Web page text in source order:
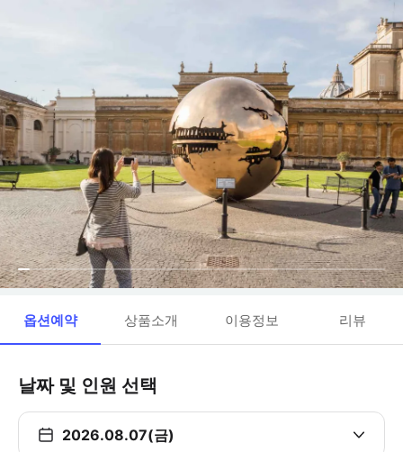
옵션예약 상품소개 이용정보 리뷰
날짜 및 인원 선택
2026.08.07(금)